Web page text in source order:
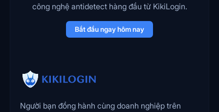
công nghệ antidetect hàng đầu từ KikiLogin.
Bắt đầu ngay hôm nay
Người bạn đồng hành cùng doanh nghiệp trên